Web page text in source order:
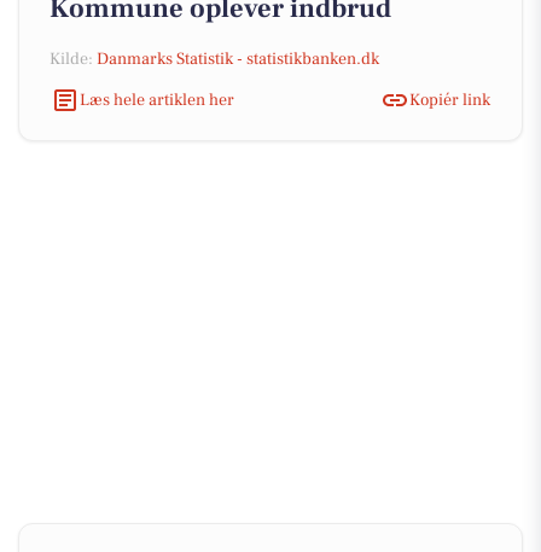
Kommune oplever indbrud
Kilde: Danmarks Statistik - statistikbanken.dk
Læs hele artiklen her
Kopiér link